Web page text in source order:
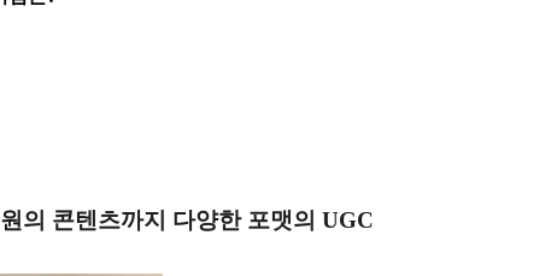
의 콘텐츠까지 다양한 포맷의 UGC